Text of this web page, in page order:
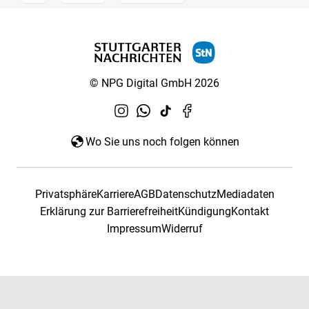
© NPG Digital GmbH 2026
Wo Sie uns noch folgen können
PrivatsphäreKarriereAGBDatenschutzMediadaten
Erklärung zur BarrierefreiheitKündigungKontakt
ImpressumWiderruf